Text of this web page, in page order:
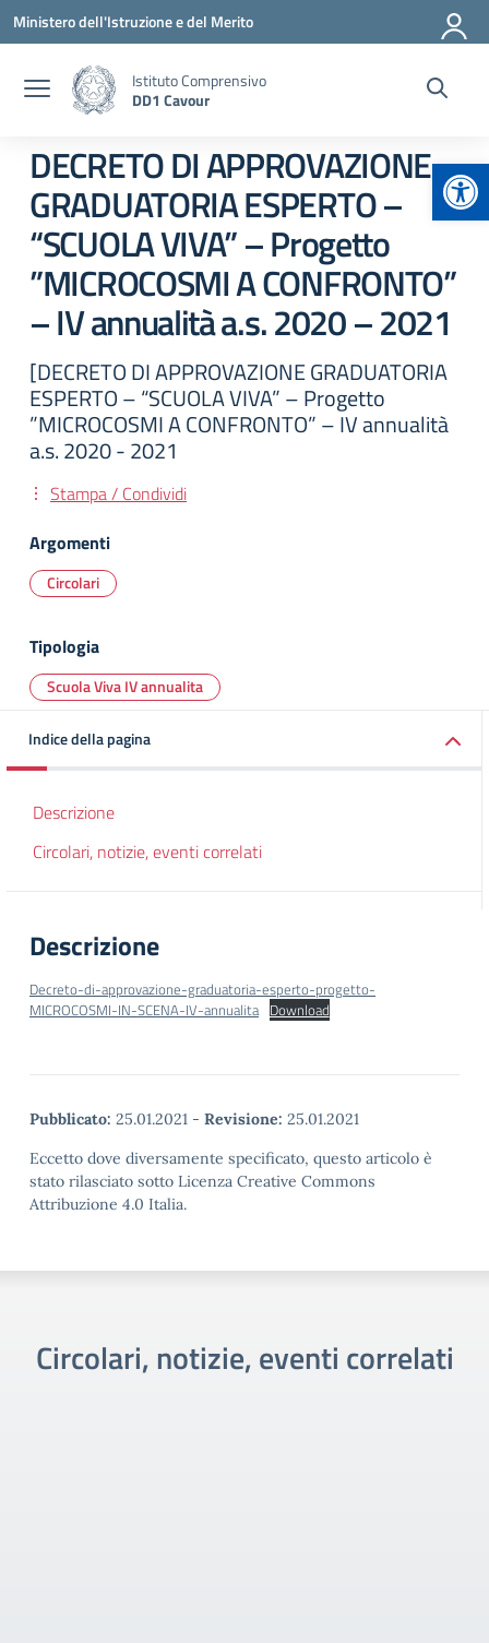
Vai ai contenuti
Vai al menu di navigazione
Vai al footer
Ministero dell'Istruzione e del Merito
Istituto Comprensivo
DD1 Cavour
DECRETO DI APPROVAZIONE
GRADUATORIA ESPERTO –
“SCUOLA VIVA” – Progetto
”MICROCOSMI A CONFRONTO”
– IV annualità a.s. 2020 – 2021
[DECRETO DI APPROVAZIONE GRADUATORIA
ESPERTO – “SCUOLA VIVA” – Progetto
”MICROCOSMI A CONFRONTO” – IV annualità
a.s. 2020 - 2021
Stampa / Condividi
Argomenti
Circolari
Tipologia
Scuola Viva IV annualita
Indice della pagina
Descrizione
Circolari, notizie, eventi correlati
Descrizione
Decreto-di-approvazione-graduatoria-esperto-progetto-
MICROCOSMI-IN-SCENA-IV-annualita Download
Pubblicato: 25.01.2021 - Revisione: 25.01.2021
Eccetto dove diversamente specificato, questo articolo è
stato rilasciato sotto Licenza Creative Commons
Attribuzione 4.0 Italia.
Circolari, notizie, eventi correlati